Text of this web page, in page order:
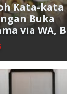
Kata-kata
Buka
via WA,
Klise!